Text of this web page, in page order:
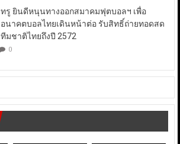
ทรู ยินดีหนุนทางออกสมาคมฟุตบอลฯ เพื่อ
อนาคตบอลไทยเดินหน้าต่อ รับสิทธิ์ถ่ายทอดสด
ทีมชาติไทยถึงปี 2572
0